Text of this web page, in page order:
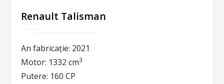
Renault Talisman
An fabricație: 2021
Motor: 1332 cm3
Putere: 160 CP